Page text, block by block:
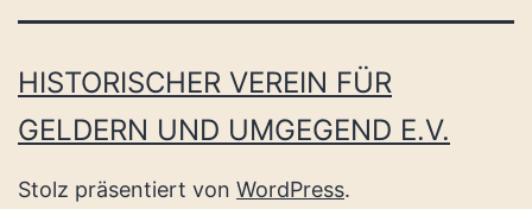
HISTORISCHER VEREIN FÜR
GELDERN UND UMGEGEND E.V.
Stolz präsentiert von WordPress.